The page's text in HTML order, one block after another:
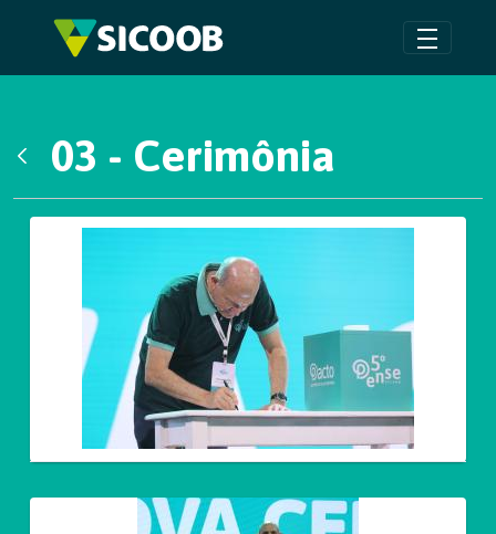
Pular para o Conteúdo principal
03 - Cerimônia
Galeria de Mídias